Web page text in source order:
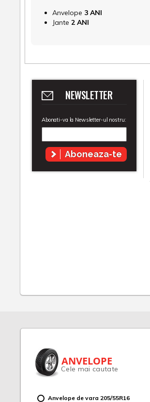
Anvelope 3 ANI
Jante 2 ANI
NEWSLETTER
Abonati-va la Newsletter-ul nostru:
Aboneaza-te
ANVELOPE
Cele mai cautate
Anvelope de vara 205/55R16